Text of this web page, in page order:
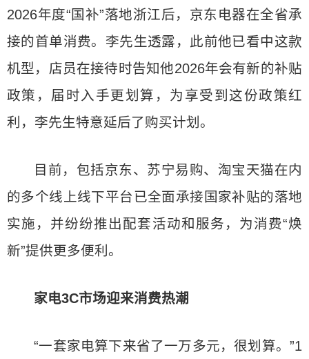
2026年度“国补”落地浙江后，京东电器在全省承
接的首单消费。李先生透露，此前他已看中这款
机型，店员在接待时告知他2026年会有新的补贴
政策，届时入手更划算，为享受到这份政策红
利，李先生特意延后了购买计划。
目前，包括京东、苏宁易购、淘宝天猫在内
的多个线上线下平台已全面承接国家补贴的落地
实施，并纷纷推出配套活动和服务，为消费“焕
新”提供更多便利。
家电3C市场迎来消费热潮
“一套家电算下来省了一万多元，很划算。”1